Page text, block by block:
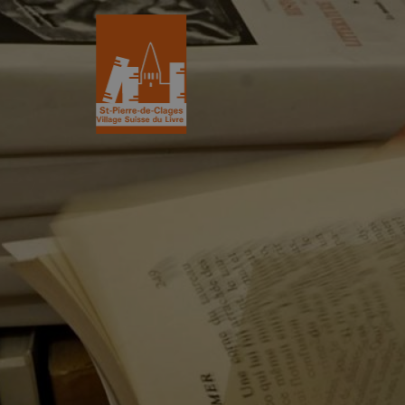
Le village
L’Eglise romane du XIIe siècle
Découvrir St-Pierre
Historique
Les